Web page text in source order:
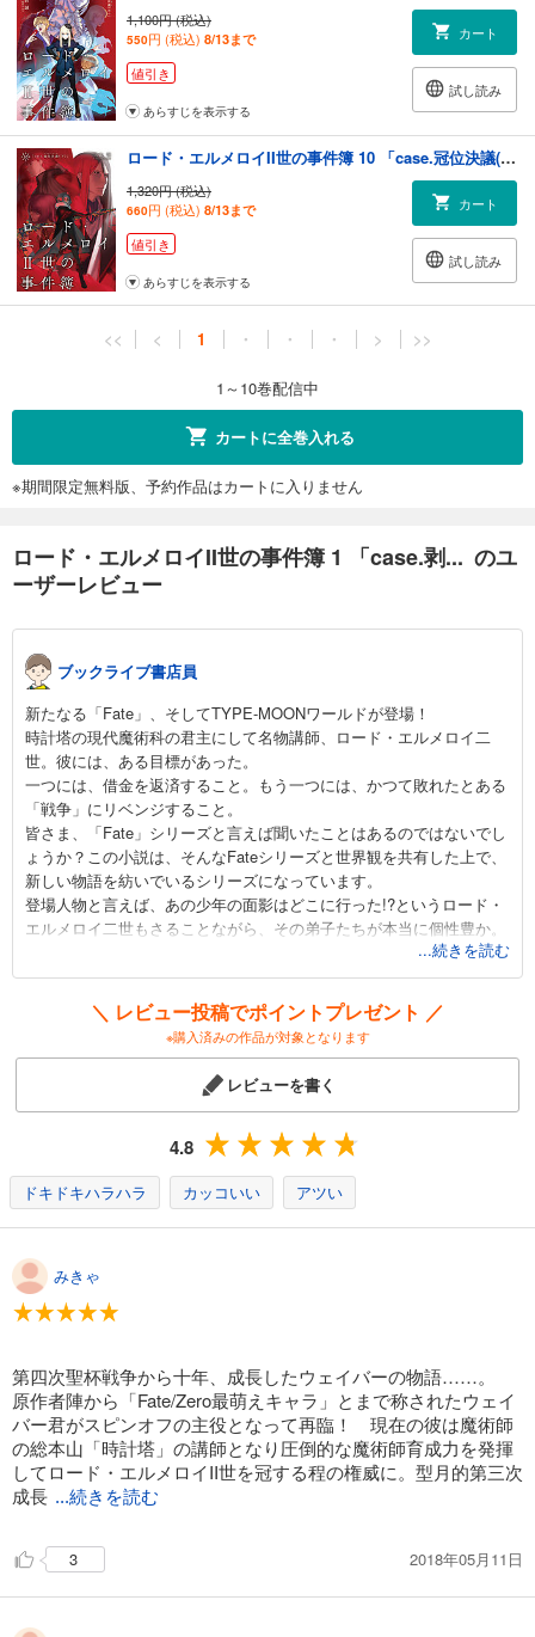
1,100円 (税込)
550円 (税込) 8/13まで
値引き
カート
試し読み
あらすじを表示する
ロード・エルメロイII世の事件簿 10 「case.冠位決議(下)」
1,320円 (税込)
660円 (税込) 8/13まで
値引き
カート
試し読み
あらすじを表示する
<< < 1 ・ ・ ・ > >>
1～10巻配信中
カートに全巻入れる
※期間限定無料版、予約作品はカートに入りません
ロード・エルメロイII世の事件簿 1 「case.剥... のユ
ーザーレビュー
ブックライブ書店員
新たなる「Fate」、そしてTYPE-MOONワールドが登場！
時計塔の現代魔術科の君主にして名物講師、ロード・エルメロイ二
世。彼には、ある目標があった。
一つには、借金を返済すること。もう一つには、かつて敗れたとある
「戦争」にリベンジすること。
皆さま、「Fate」シリーズと言えば聞いたことはあるのではないでし
ょうか？この小説は、そんなFateシリーズと世界観を共有した上で、
新しい物語を紡いでいるシリーズになっています。
登場人物と言えば、あの少年の面影はどこに行った!?というロード・
エルメロイ二世もさることながら、その弟子たちが本当に個性豊か。
個人的には、フラットの自由奔放さにはちょっと憧れすら抱きます。
内弟子・グレイと様々な事件を解決していく、この「事件簿」。ソシ
ャゲしかやっていない人にも、昔からのファンの方にもおすすめした
い、至極の一品となっております！
...続きを読む
＼ レビュー投稿でポイントプレゼント ／
※購入済みの作品が対象となります
レビューを書く
4.8
ドキドキハラハラ カッコいい アツい
みきゃ
第四次聖杯戦争から十年、成長したウェイバーの物語……。
原作者陣から「Fate/Zero最萌えキャラ」とまで称されたウェイ
バー君がスピンオフの主役となって再臨！ 現在の彼は魔術師
の総本山「時計塔」の講師となり圧倒的な魔術師育成力を発揮
してロード・エルメロイII世を冠する程の権威に。型月的第三次
成長 ...続きを読む
3 2018年05月11日